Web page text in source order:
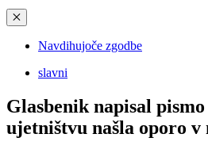
✕
Navdihujoče zgodbe
slavni
Glasbenik napisal
ujetništvu našla oporo v